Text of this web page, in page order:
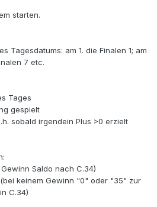
starten.
Tagesdatums: am 1. die Finalen 1; am
7 etc.
Tages
gespielt
sobald irgendein Plus >0 erzielt
Saldo nach C.34)
keinem Gewinn "0" oder "35" zur
C.34)